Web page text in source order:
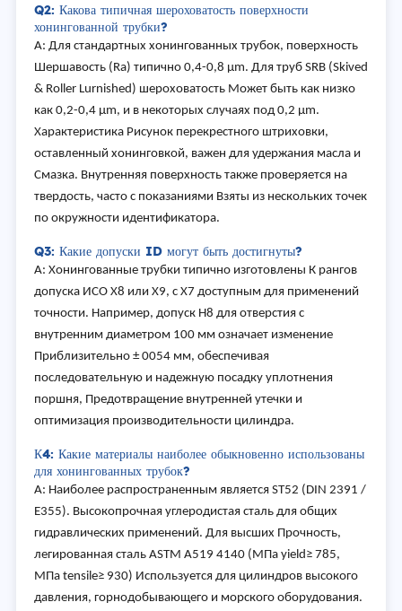
Q2: Какова типичная шероховатость поверхности
хонингованной трубки?
А: Для стандартных хонингованных трубок, поверхность
Шершавость (Ra) типично 0,4-0,8 µm. Для труб SRB (Skived
& Roller Lurnished) шероховатость Может быть как низко
как 0,2-0,4 µm, и в некоторых случаях под 0,2 µm.
Характеристика Рисунок перекрестного штриховки,
оставленный хонинговкой, важен для удержания масла и
Смазка. Внутренняя поверхность также проверяется на
твердость, часто с показаниями Взяты из нескольких точек
по окружности идентификатора.
Q3: Какие допуски ID могут быть достигнуты?
А: Хонингованные трубки типично изготовлены К рангов
допуска ИСО Х8 или Х9, с Х7 доступным для применений
точности. Например, допуск H8 для отверстия с
внутренним диаметром 100 мм означает изменение
Приблизительно ± 0054 мм, обеспечивая
последовательную и надежную посадку уплотнения
поршня, Предотвращение внутренней утечки и
оптимизация производительности цилиндра.
К4: Какие материалы наиболее обыкновенно использованы
для хонингованных трубок?
A: Наиболее распространенным является ST52 (DIN 2391 /
E355). Высокопрочная углеродистая сталь для общих
гидравлических применений. Для высших Прочность,
легированная сталь ASTM A519 4140 (МПа yield≥ 785,
МПа tensile≥ 930) Используется для цилиндров высокого
давления, горнодобывающего и морского оборудования.